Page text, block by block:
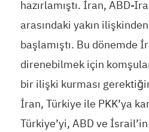
hazırlamıştı. İran, ABD-
arasındaki yakın
başlamıştı. Bu dönemde
direnebilmek için
bir ilişki kurması
İran, Türkiye ile PKK’ya
Türkiye’yi, ABD ve